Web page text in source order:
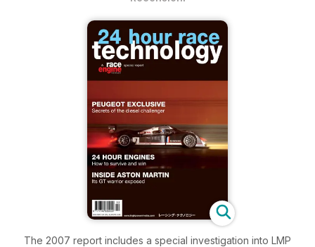
The 2007 report includes a special investigation into LMP